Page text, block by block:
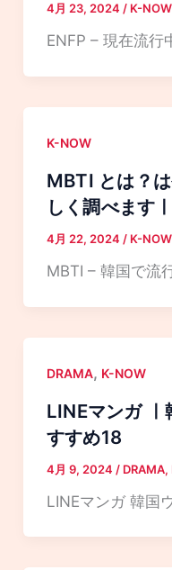
4月 23, 2024 / K-NOW
ENFP – 現在流行
K-NOW
MBTI とは？
しく調べます
4月 22, 2024 / K-NOW
MBTI – 韓国で流
DRAMA, K-NOW
LINEマンガ ㅣ
すすめ18
4月 9, 2024 / DRAMA,
LINEマンガ 韓国